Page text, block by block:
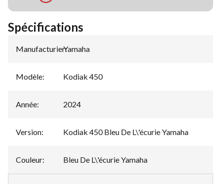
Spécifications
Manufacturier:
Yamaha
Modèle: Kodiak 450
Année: 2024
Version: Kodiak 450 Bleu De L\'écurie Yamaha
Couleur: Bleu De L\'écurie Yamaha